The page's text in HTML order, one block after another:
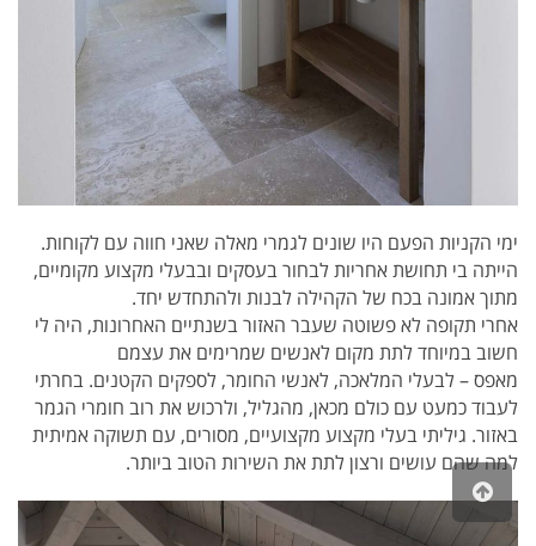
ימי הקניות הפעם היו שונים לגמרי מאלה שאני חווה עם לקוחות.
הייתה בי תחושת אחריות לבחור בעסקים ובבעלי מקצוע מקומיים,
מתוך אמונה בכח של הקהילה לבנות ולהתחדש יחד.
אחרי תקופה לא פשוטה שעבר האזור בשנתיים האחרונות, היה לי
חשוב במיוחד לתת מקום לאנשים שמרימים את עצמם
מאפס – לבעלי המלאכה, לאנשי החומר, לספקים הקטנים. בחרתי
לעבוד כמעט עם כולם מכאן, מהגליל, ולרכוש את רוב חומרי הגמר
באזור. גיליתי בעלי מקצוע מקצועיים, מסורים, עם תשוקה אמיתית
למה שהם עושים ורצון לתת את השירות הטוב ביותר.
גלילה
לראש
העמוד